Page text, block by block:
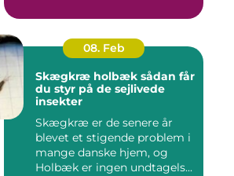
08. Feb
Skægkræ holbæk sådan får
du styr på de sejlivede
insekter
Skægkræ er de senere år
blevet et stigende problem i
mange danske hjem, og
Holbæk er ingen undtagels...